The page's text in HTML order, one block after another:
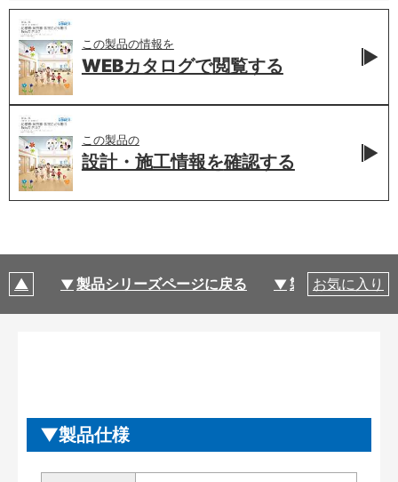
この製品の情報を
WEBカタログで閲覧する
この製品の
設計・施工情報を確認する
製品シリーズページに戻る 製品仕様
お気に入り
製品仕様